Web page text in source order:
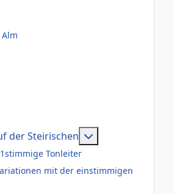
der Steirischen
Tonleiter
mit der einstimmigen